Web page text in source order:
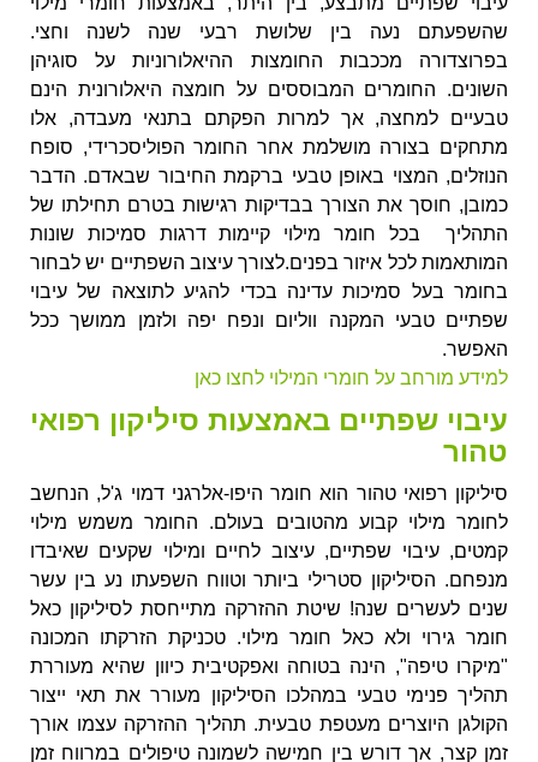
שהשפעתם נעה בין שלושת רבעי שנה לשנה וחצי.
בפרוצדורה מככבות החומצות ההיאלורוניות על סוגיהן
השונים. החומרים המבוססים על חומצה היאלורונית הינם
טבעיים למחצה, אך למרות הפקתם בתנאי מעבדה, אלו
מתחקים בצורה מושלמת אחר החומר הפוליסכרידי, סופח
הנוזלים, המצוי באופן טבעי ברקמת החיבור שבאדם. הדבר
כמובן, חוסך את הצורך בבדיקות רגישות בטרם תחילתו של
התהליך בכל חומר מילוי קיימות דרגות סמיכות שונות
המותאמות לכל איזור בפנים.לצורך עיצוב השפתיים יש לבחור
בחומר בעל סמיכות עדינה בכדי להגיע לתוצאה של עיבוי
שפתיים טבעי המקנה ווליום ונפח יפה ולזמן ממושך ככל
האפשר.
למידע מורחב על חומרי המילוי לחצו כאן
עיבוי שפתיים באמצעות סיליקון רפואי
טהור
סיליקון רפואי טהור הוא חומר היפו-אלרגני דמוי ג'ל, הנחשב
לחומר מילוי קבוע מהטובים בעולם. החומר משמש מילוי
קמטים, עיבוי שפתיים, עיצוב לחיים ומילוי שקעים שאיבדו
מנפחם. הסיליקון סטרילי ביותר וטווח השפעתו נע בין עשר
שנים לעשרים שנה! שיטת ההזרקה מתייחסת לסיליקון כאל
חומר גירוי ולא כאל חומר מילוי. טכניקת הזרקתו המכונה
"מיקרו טיפה", הינה בטוחה ואפקטיבית כיוון שהיא מעוררת
תהליך פנימי טבעי במהלכו הסיליקון מעורר את תאי ייצור
הקולגן היוצרים מעטפת טבעית. תהליך ההזרקה עצמו אורך
זמן קצר, אך דורש בין חמישה לשמונה טיפולים במרווח זמן